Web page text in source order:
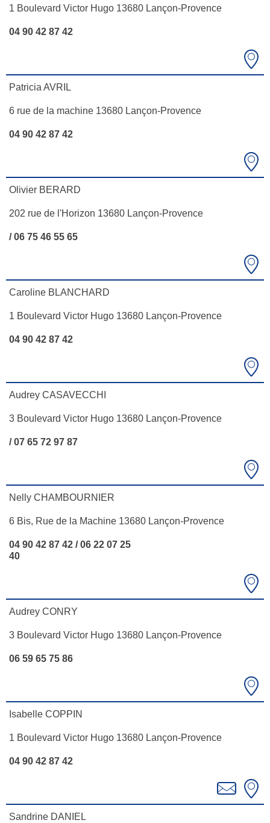
1 Boulevard Victor Hugo 13680 Lançon-Provence
04 90 42 87 42
Patricia AVRIL
6 rue de la machine 13680 Lançon-Provence
04 90 42 87 42
Olivier BERARD
202 rue de l'Horizon 13680 Lançon-Provence
/ 06 75 46 55 65
Caroline BLANCHARD
1 Boulevard Victor Hugo 13680 Lançon-Provence
04 90 42 87 42
Audrey CASAVECCHI
3 Boulevard Victor Hugo 13680 Lançon-Provence
/ 07 65 72 97 87
Nelly CHAMBOURNIER
6 Bis, Rue de la Machine 13680 Lançon-Provence
04 90 42 87 42 / 06 22 07 25
40
Audrey CONRY
3 Boulevard Victor Hugo 13680 Lançon-Provence
06 59 65 75 86
Isabelle COPPIN
1 Boulevard Victor Hugo 13680 Lançon-Provence
04 90 42 87 42
Sandrine DANIEL